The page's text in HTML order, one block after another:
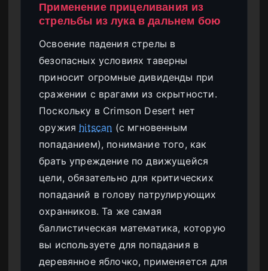
Применение прицеливания из
стрельбы из лука в дальнем бою
Освоение падения стрелы в
безопасных условиях таверны
приносит огромные дивиденды при
сражении с врагами из скрытности.
Поскольку в Crimson Desert нет
оружия hitscan (с мгновенным
попаданием), понимание того, как
брать упреждение по движущейся
цели, обязательно для критических
попаданий в голову патрулирующих
охранников. Та же самая
баллистическая математика, которую
вы используете для попадания в
деревянное яблочко, применяется для